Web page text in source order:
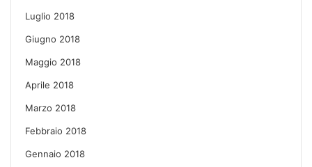
Luglio 2018
Giugno 2018
Maggio 2018
Aprile 2018
Marzo 2018
Febbraio 2018
Gennaio 2018